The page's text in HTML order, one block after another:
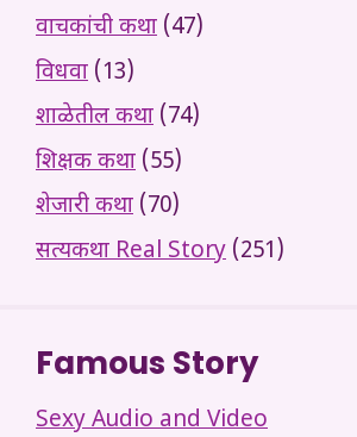
वाचकांची कथा (47)
विधवा (13)
शाळेतील कथा (74)
शिक्षक कथा (55)
शेजारी कथा (70)
सत्यकथा Real Story (251)
Famous Story
Sexy Audio and Video